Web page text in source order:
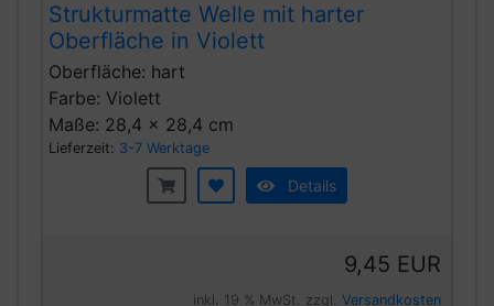
Strukturmatte Welle mit harter
Oberfläche in Violett
Oberfläche: hart
Farbe: Violett
Maße: 28,4 x 28,4 cm
Lieferzeit: 3-7 Werktage
Details
9,45 EUR
inkl. 19 % MwSt. zzgl. Versandkosten